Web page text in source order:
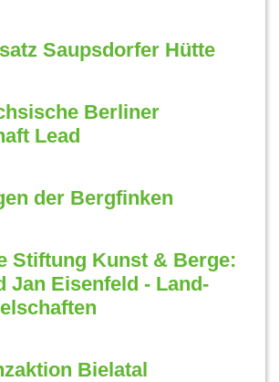
Saupsdorfer Hütte
Berliner
Lead
der Bergfinken
Stiftung Kunst & Berge:
Jan Eisenfeld - Land-
Bielatal